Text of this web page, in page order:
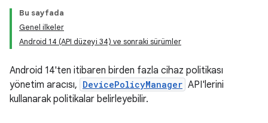
Bu sayfada
Genel ilkeler
Android 14 (API düzeyi 34) ve sonraki sürümler
Android 14'ten itibaren birden fazla cihaz politikası
yönetim aracısı, DevicePolicyManager API'lerini
kullanarak politikalar belirleyebilir.